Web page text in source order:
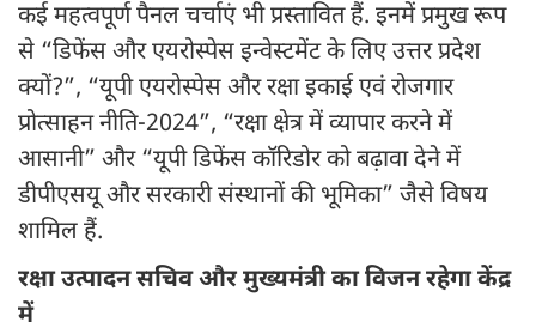
कई महत्वपूर्ण पैनल चर्चाएं भी प्रस्तावित हैं. इनमें प्रमुख रूप
से “डिफेंस और एयरोस्पेस इन्वेस्टमेंट के लिए उत्तर प्रदेश
क्यों?”, “यूपी एयरोस्पेस और रक्षा इकाई एवं रोजगार
प्रोत्साहन नीति-2024”, “रक्षा क्षेत्र में व्यापार करने में
आसानी” और “यूपी डिफेंस कॉरिडोर को बढ़ावा देने में
डीपीएसयू और सरकारी संस्थानों की भूमिका” जैसे विषय
शामिल हैं.
रक्षा उत्पादन सचिव और मुख्यमंत्री का विजन रहेगा केंद्र
में